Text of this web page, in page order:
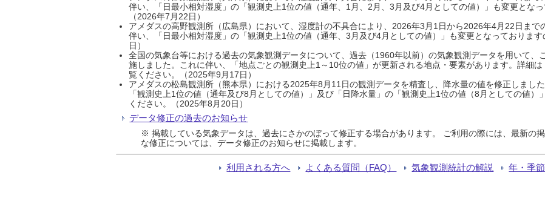
伴い、「日最小相対湿度」の「観測史上1位の値（通年、1月、2月、3月及び4月としての値）」も変更となっ
（2026年7月22日）
アメダスの高野観測所（広島県）において、湿度計の不具合により、2026年3月1日から2026年4月22日まで
伴い、「日最小相対湿度」の「観測史上1位の値（通年、3月及び4月としての値）」も変更となっておりま
日）
全国の気象台等における過去の気象観測データについて、過去（1960年以前）の気象観測データを用いて、
施しました。これに伴い、「地点ごとの観測史上1～10位の値」が更新される地点・要素があります。詳細は
覧ください。（2025年9月17日）
アメダスの松島観測所（熊本県）における2025年8月11日の観測データを精査し、降水量の値を修正しまし
「観測史上1位の値（通年及び8月としての値）」及び「日降水量」の「観測史上1位の値（8月としての値
ください。（2025年8月20日）
データ修正の過去のお知らせ
※ 掲載している気象データは、過去にさかのぼって修正する場合があります。 ご利用の際には、最新の
な修正については、データ修正のお知らせに掲載します。
利用される方へ よくある質問（FAQ） 気象観測統計の解説 年・季